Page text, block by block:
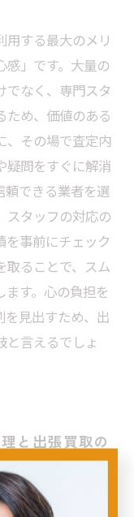
用する最大のメリ
感」です。大量の
でなく、専門スタ
ため、価値のある
、その場で査定内
疑問をすぐに解消
頼できる業者を選
スタッフの対応の
を事前にチェック
取ることで、スム
す。心の負担を
を見出すため、出
と言えるでしょ
と出張買取の
した方々から